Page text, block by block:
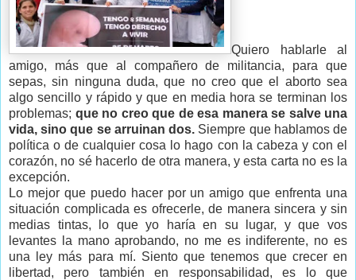
Quiero hablarle al
amigo, más que al compañero de militancia, para que
sepas, sin ninguna duda, que no creo que el aborto sea
algo sencillo y rápido y que en media hora se terminan los
problemas; que no creo que de esa manera se salve una
vida, sino que se arruinan dos. Siempre que hablamos de
política o de cualquier cosa lo hago con la cabeza y con el
corazón, no sé hacerlo de otra manera, y esta carta no es la
excepción.
Lo mejor que puedo hacer por un amigo que enfrenta una
situación complicada es ofrecerle, de manera sincera y sin
medias tintas, lo que yo haría en su lugar, y que vos
levantes la mano aprobando, no me es indiferente, no es
una ley más para mí. Siento que tenemos que crecer en
libertad, pero también en responsabilidad, es lo que